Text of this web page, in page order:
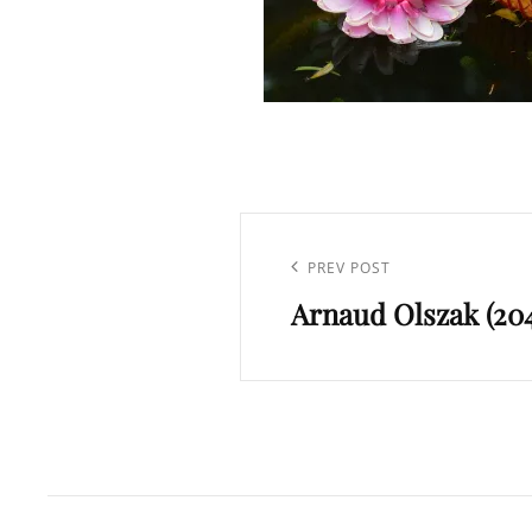
l’article
Previous
Post
PREV POST
Arnaud Olszak